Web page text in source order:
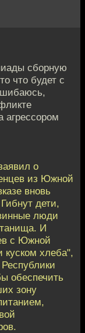
сборную
что будет с
агрессором
о
из Южной
вновь
дети,
люди
И
с Южной
куском хлеба",
обеспечить
зону